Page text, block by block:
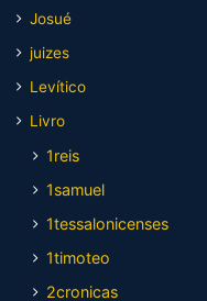
Josué
juizes
Levítico
Livro
1reis
1samuel
1tessalonicenses
1timoteo
2cronicas